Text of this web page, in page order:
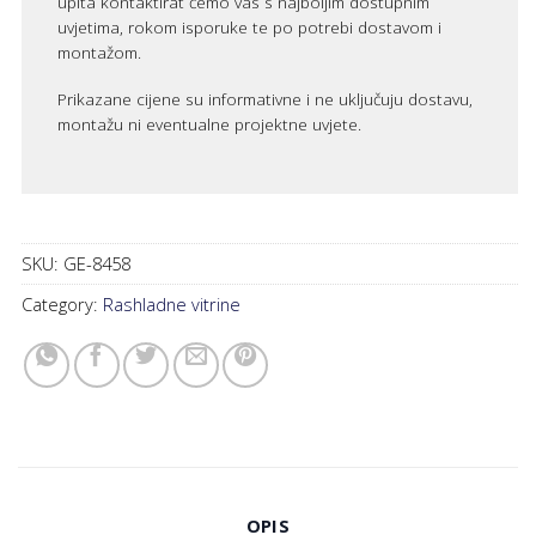
uvjetima, rokom isporuke te po potrebi dostavom i
montažom.
Prikazane cijene su informativne i ne uključuju dostavu,
montažu ni eventualne projektne uvjete.
SKU: GE-8458
Category: Rashladne vitrine
OPIS